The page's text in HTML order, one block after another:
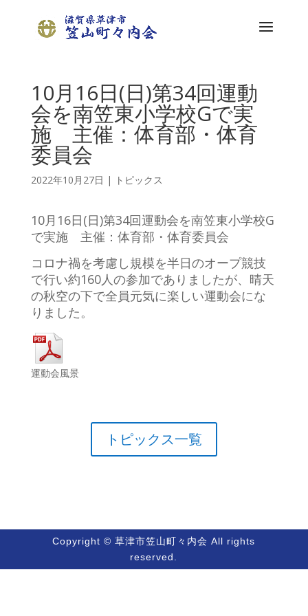
10月16日(日)第34回運動
会を南笠東小学校Gで実
施 主催：体育部・体育
委員会
2022年10月27日 | トピックス
10月16日(日)第34回運動会を南笠東小学校G
で実施 主催：体育部・体育委員会
コロナ禍を考慮し規模を半日のオープ競技
で行い約160人の参加でありましたが、晴天
の秋空の下で全員元気に楽しい運動会にな
りました。
運動会風景
トピックス一覧
Copyright © 草津市笠山町々内会 All rights
reserved.